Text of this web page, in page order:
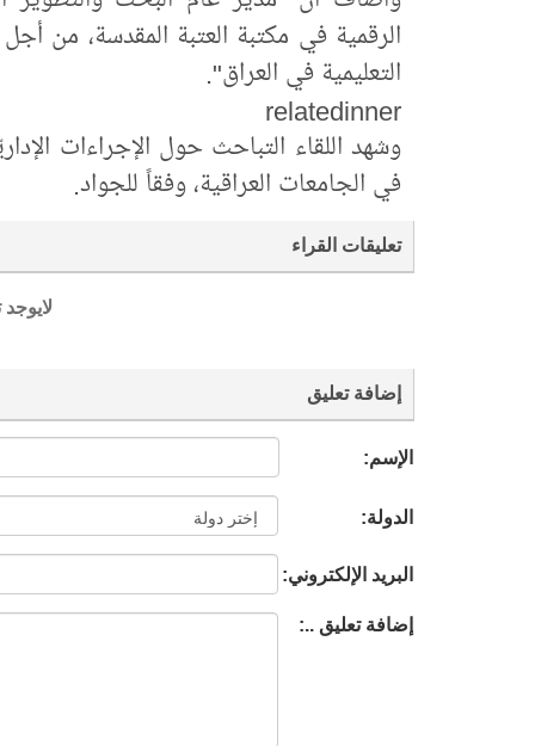
الرقمية في مكتبة العتبة المقدسة، من
التعليمية في العراق".
relatedinner
وشهد اللقاء التباحث حول الإجراءات
في الجامعات العراقية، وفقاً للجواد.
تعليقات القراء
إضافة تعليق
الإسم:
الدولة:
البريد الإلكتروني:
إضافة تعليق ..: